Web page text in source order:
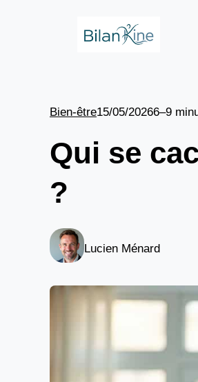
Bien-être15/05/20266–9
Qui se
?
Lucien Ménard